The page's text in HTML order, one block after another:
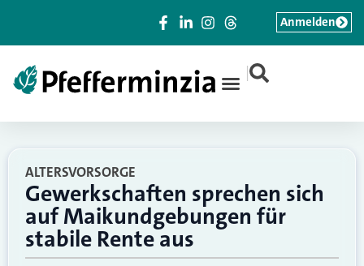
|
Anmelden
ALTERSVORSORGE
Gewerkschaften sprechen sich
auf Maikundgebungen für
stabile Rente aus